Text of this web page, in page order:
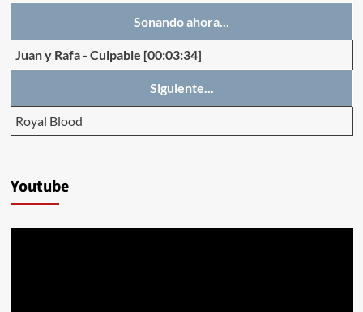
Sonando ahora...
Juan y Rafa- Culpable [00:03:34]
Siguiente...
Royal Blood
Youtube